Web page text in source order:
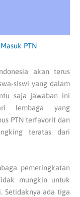
Masuk PTN
akan terus
siswi yang dalam
saja jawaban ini
lembaga yang
PTN terfavorit dan
teratas dari
pemeringkatan
mungkin untuk
Setidaknya ada tiga